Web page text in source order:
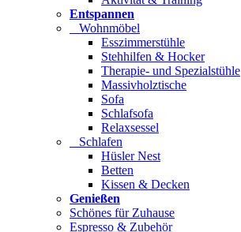
Entspannen
Wohnmöbel
Esszimmerstühle
Stehhilfen & Hocker
Therapie- und Spezialstühle
Massivholztische
Sofa
Schlafsofa
Relaxsessel
Schlafen
Hüsler Nest
Betten
Kissen & Decken
Genießen
Schönes für Zuhause
Espresso & Zubehör